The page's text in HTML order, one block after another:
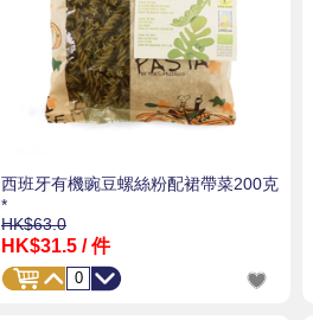
西班牙有機豌豆螺絲粉配裙帶菜200克
*
HK$63.0
HK$31.5 / 件